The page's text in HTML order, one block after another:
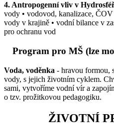
4. Antropogenní vliv v
vody • vodovod, kanalizace,
vody v krajině • vodní bilance v
pro ochranu vod
Program pro MŠ (lze
Voda, voděnka - hravou formou,
vody, s jejich životním cyklem.
sami, vytvoříme vodní vír a
o tzv. prožitkovou pedagogiku.
ŽIVOTNÍ